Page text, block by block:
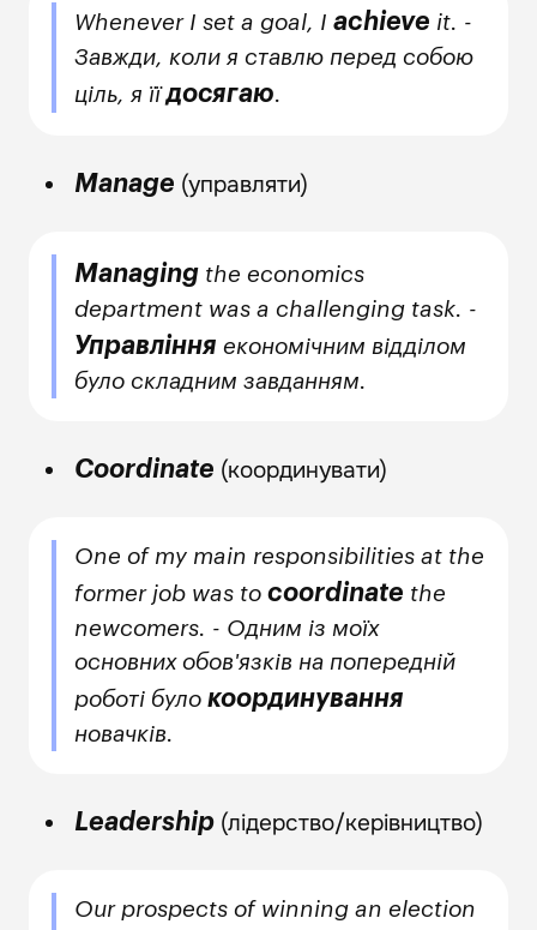
Whenever I set a goal, Iachieve it. -
Завжди, коли я ставлю перед собою
ціль, я їїдосягаю.
Manage (управляти)
Managing the economics
department was a challenging task. -
Управління економічним відділом
було складним завданням.
Coordinate (координувати)
One of my main responsibilities at the
former job was tocoordinate the
newcomers. - Одним із моїх
основних обов'язків на попередній
роботі булокоординування
новачків.
Leadership (лідерство/керівництво)
Our prospects of winning an election